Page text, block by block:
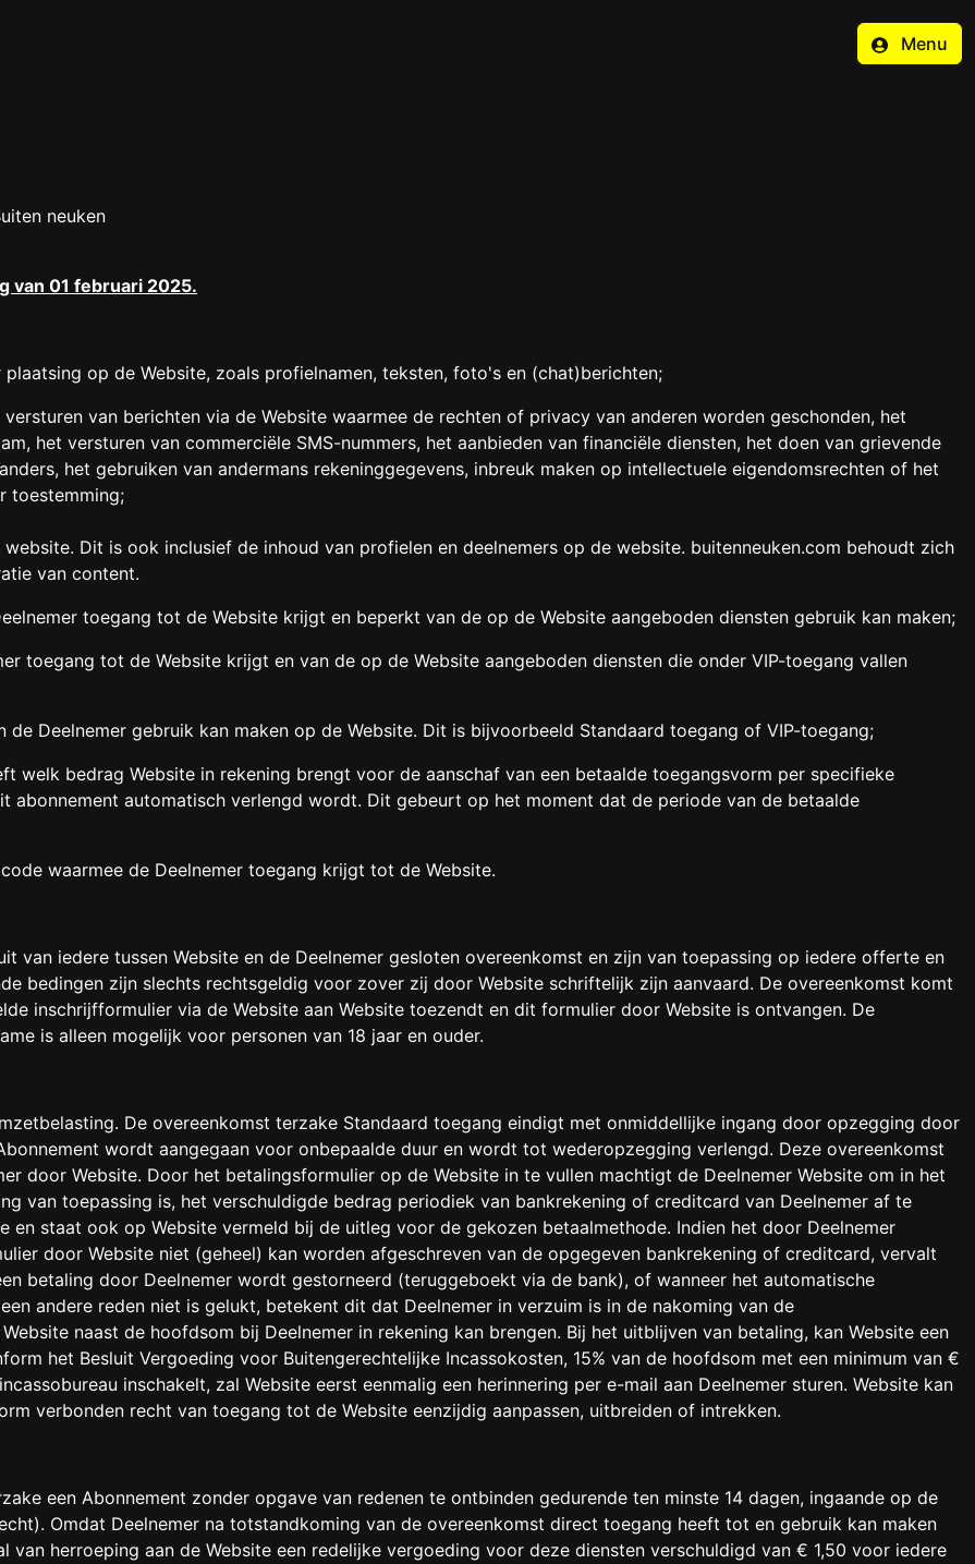
Menu
neuken
van 01 februari 2025.
op de Website, zoals profielnamen, teksten, foto's en (chat)berichten;
van berichten via de Website waarmee de rechten of privacy van anderen worden geschonden, het
het versturen van commerciële SMS-nummers, het aanbieden van financiële diensten, het doen van grievende
het gebruiken van andermans rekeninggegevens, inbreuk maken op intellectuele eigendomsrechten of het
toestemming;
Dit is ook inclusief de inhoud van profielen en deelnemers op de website. buitenneuken.com behoudt zich
van content.
toegang tot de Website krijgt en beperkt van de op de Website aangeboden diensten gebruik kan maken;
toegang tot de Website krijgt en van de op de Website aangeboden diensten die onder VIP-toegang vallen
Deelnemer gebruik kan maken op de Website. Dit is bijvoorbeeld Standaard toegang of VIP-toegang;
welk bedrag Website in rekening brengt voor de aanschaf van een betaalde toegangsvorm per specifieke
abonnement automatisch verlengd wordt. Dit gebeurt op het moment dat de periode van de betaalde
waarmee de Deelnemer toegang krijgt tot de Website.
van iedere tussen Website en de Deelnemer gesloten overeenkomst en zijn van toepassing op iedere offerte en
bedingen zijn slechts rechtsgeldig voor zover zij door Website schriftelijk zijn aanvaard. De overeenkomst komt
inschrijfformulier via de Website aan Website toezendt en dit formulier door Website is ontvangen. De
is alleen mogelijk voor personen van 18 jaar en ouder.
De overeenkomst terzake Standaard toegang eindigt met onmiddellijke ingang door opzegging door
wordt aangegaan voor onbepaalde duur en wordt tot wederopzegging verlengd. Deze overeenkomst
door Website. Door het betalingsformulier op de Website in te vullen machtigt de Deelnemer Website om in het
van toepassing is, het verschuldigde bedrag periodiek van bankrekening of creditcard van Deelnemer af te
en staat ook op Website vermeld bij de uitleg voor de gekozen betaalmethode. Indien het door Deelnemer
door Website niet (geheel) kan worden afgeschreven van de opgegeven bankrekening of creditcard, vervalt
betaling door Deelnemer wordt gestorneerd (teruggeboekt via de bank), of wanneer het automatische
andere reden niet is gelukt, betekent dit dat Deelnemer in verzuim is in de nakoming van de
naast de hoofdsom bij Deelnemer in rekening kan brengen. Bij het uitblijven van betaling, kan Website een
het Besluit Vergoeding voor Buitengerechtelijke Incassokosten, 15% van de hoofdsom met een minimum van €
inschakelt, zal Website eerst eenmalig een herinnering per e-mail aan Deelnemer sturen. Website kan
verbonden recht van toegang tot de Website eenzijdig aanpassen, uitbreiden of intrekken.
een Abonnement zonder opgave van redenen te ontbinden gedurende ten minste 14 dagen, ingaande op de
Omdat Deelnemer na totstandkoming van de overeenkomst direct toegang heeft tot en gebruik kan maken
van herroeping aan de Website een redelijke vergoeding voor deze diensten verschuldigd van € 1,50 voor iedere